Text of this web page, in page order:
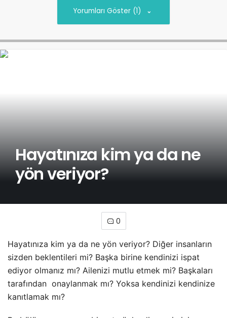
Yorumları Göster (1)
Hayatınıza kim ya da ne
yön veriyor?
0
Hayatınıza kim ya da ne yön veriyor? Diğer insanların
sizden beklentileri mi? Başka birine kendinizi ispat
ediyor olmanız mı? Ailenizi mutlu etmek mi? Başkaları
tarafından onaylanmak mı? Yoksa kendinizi kendinize
kanıtlamak mı?